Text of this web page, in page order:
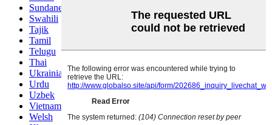
Sundanese
Swahili
Tajik
Tamil
Telugu
Thai
Ukrainian
Urdu
Uzbek
Vietnamese
Welsh